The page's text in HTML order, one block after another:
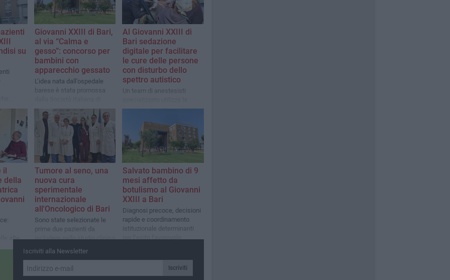
su
XXIII
di
Giovanni XXIII di Bari,
al via “Calma e
gesso”: concorso per
bambini con
apparecchio gessato
L’idea nata dall'ospedale
barese è stata promossa
Ortopedia e Traumatologia
Pediatrica (Sitop) a livello
nazionale ed estesa a tutti i
centri pediatrici.
Al Giovanni XXIII di
Bari sedazione
digitale per facilitare
le cure delle persone
con disturbo dello
spettro autistico
Un team di anestesisti
realtà virtuale con
pazienti fragili e con
disabilità intellettive
della
alte
Tumore al seno, una
nuova cura
sperimentale
internazionale
all'Oncologico di Bari
Sono state selezionate le
prime due pazienti da
includere nello studio clinico
Salvato bambino di 9
mesi affetto da
botulismo al Giovanni
XXIII a Bari
Diagnosi precoce, decisioni
rapide e coordinamento
istituzionale determinanti
per l’esito favorevole
Iscriviti alla Newsletter
Iscriviti